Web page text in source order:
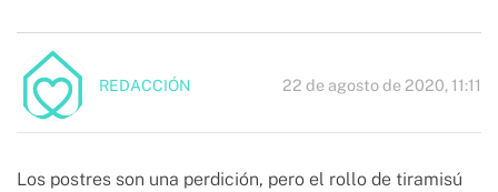
REDACCIÓN 22 de agosto de 2020, 11:11
Los postres son una perdición, pero el rollo de tiramisú